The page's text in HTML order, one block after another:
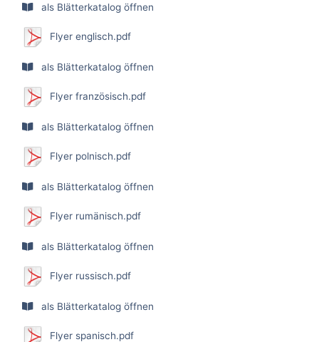
als Blätterkatalog öffnen
Flyer englisch.pdf
als Blätterkatalog öffnen
Flyer französisch.pdf
als Blätterkatalog öffnen
Flyer polnisch.pdf
als Blätterkatalog öffnen
Flyer rumänisch.pdf
als Blätterkatalog öffnen
Flyer russisch.pdf
als Blätterkatalog öffnen
Flyer spanisch.pdf